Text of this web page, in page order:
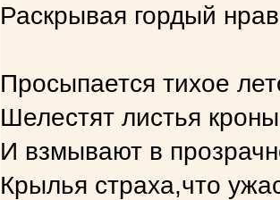
Раскрывая гордый
Просыпается тихое
Шелестят листья
И взмывают в
Крылья страха,что